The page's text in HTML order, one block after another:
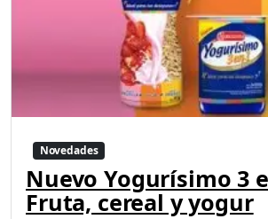
Novedades
Nuevo Yogurísimo 3
Fruta, cereal y yogur